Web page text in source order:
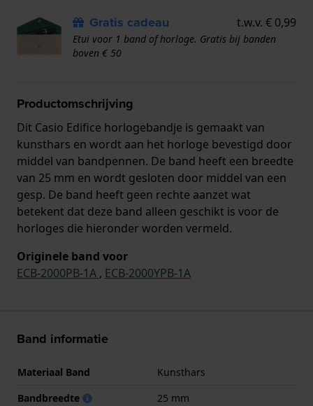
Gratis cadeau t.w.v. € 0,99
Etui voor 1 band of horloge. Gratis bij banden
boven € 50
Productomschrijving
Dit Casio Edifice horlogebandje is gemaakt van
kunsthars en wordt aan het horloge bevestigd door
middel van bandpennen. De band heeft een breedte
van 25 mm en wordt gesloten door middel van een
gesp. De band heeft geen rechte aanzet wat
betekent dat deze band alleen geschikt is voor de
horloges die hieronder worden vermeld.
Originele band voor
ECB-2000PB-1A , ECB-2000YPB-1A
Band informatie
Materiaal Band
Kunsthars
Bandbreedte
25 mm